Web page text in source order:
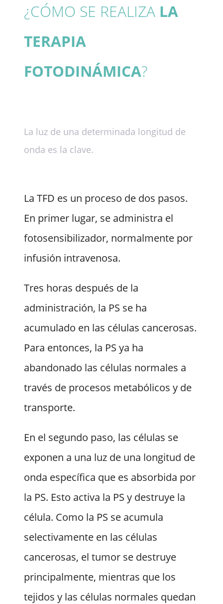
¿CÓMO SE REALIZA LA
TERAPIA
FOTODINÁMICA?
La luz de una determinada longitud de
onda es la clave.
La TFD es un proceso de dos pasos.
En primer lugar, se administra el
fotosensibilizador, normalmente por
infusión intravenosa.
Tres horas después de la
administración, la PS se ha
acumulado en las células cancerosas.
Para entonces, la PS ya ha
abandonado las células normales a
través de procesos metabólicos y de
transporte.
En el segundo paso, las células se
exponen a una luz de una longitud de
onda específica que es absorbida por
la PS. Esto activa la PS y destruye la
célula. Como la PS se acumula
selectivamente en las células
cancerosas, el tumor se destruye
principalmente, mientras que los
tejidos y las células normales quedan